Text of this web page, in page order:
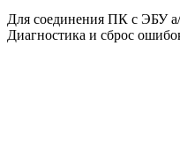
Для соединения ПК с ЭБУ
Диагностика и сброс